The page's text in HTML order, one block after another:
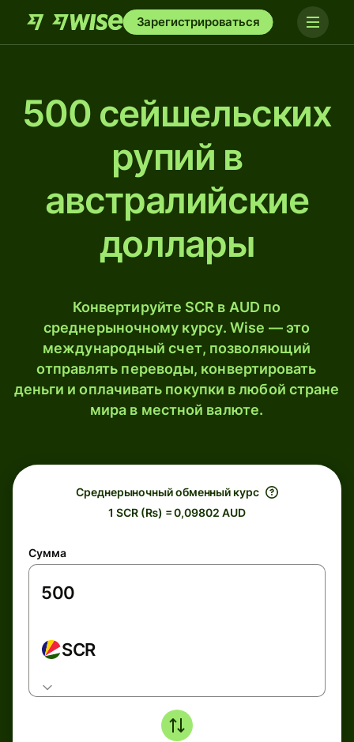
Зарегистрироваться
500 сейшельских
рупий в
австралийские
доллары
Конвертируйте SCR в AUD по
среднерыночному курсу. Wise — это
международный счет, позволяющий
отправлять переводы, конвертировать
деньги и оплачивать покупки в любой стране
мира в местной валюте.
Среднерыночный обменный курс
1 SCR (₨) = 0,09802 AUD
Сумма
SCR